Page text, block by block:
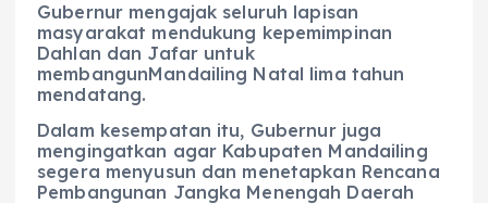
Gubernur mengajak seluruh lapisan
masyarakat mendukung kepemimpinan
Dahlan dan Jafar untuk
membangunMandailing Natal lima tahun
mendatang.
Dalam kesempatan itu, Gubernur juga
mengingatkan agar Kabupaten Mandailing
segera menyusun dan menetapkan Rencana
Pembangunan Jangka Menengah Daerah